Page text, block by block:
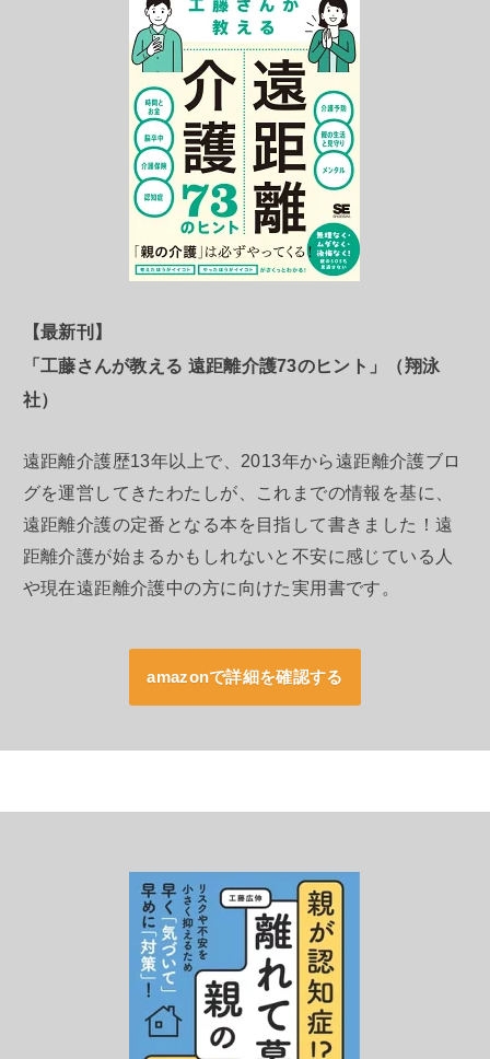
【最新刊】
「工藤さんが教える 遠距離介護73のヒント」（翔泳
社）
遠距離介護歴13年以上で、2013年から遠距離介護ブロ
グを運営してきたわたしが、これまでの情報を基に、
遠距離介護の定番となる本を目指して書きました！遠
距離介護が始まるかもしれないと不安に感じている人
や現在遠距離介護中の方に向けた実用書です。
amazonで詳細を確認する